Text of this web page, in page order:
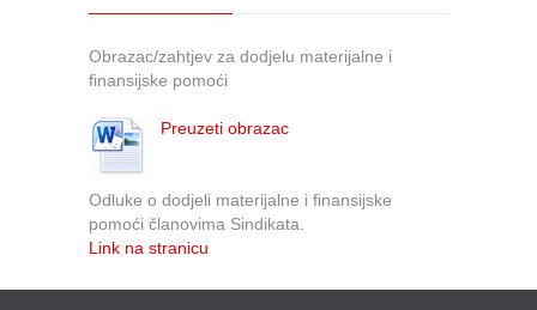
Obrazac/zahtjev za dodjelu materijalne i
finansijske pomoći
Preuzeti obrazac
Odluke o dodjeli materijalne i finansijske
pomoći članovima Sindikata.
Link na stranicu